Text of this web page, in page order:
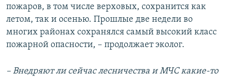
пожаров, в том числе верховых, сохранится как
летом, так и осенью. Прошлые две недели во
многих районах сохранялся самый высокий класс
пожарной опасности, – продолжает эколог.
– Внедряют ли сейчас лесничества и МЧС какие-то